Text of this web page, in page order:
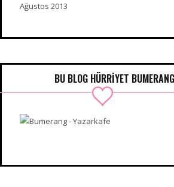
Ağustos 2013
BU BLOG HÜRRIYET